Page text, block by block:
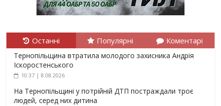
Останні Популярні Коментарі
Тернопільщина втратила молодого захисника Андрія
Іскоростенського
10:37 | 8.08.2026
На Тернопільщині у потрійній ДТП постраждали троє
людей, серед них дитина